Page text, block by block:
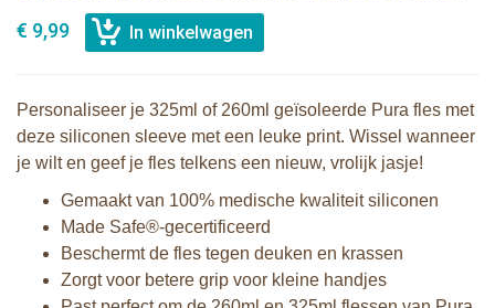
€ 9,99
Personaliseer je 325ml of 260ml geïsoleerde Pura fles met
deze siliconen sleeve met een leuke print. Wissel wanneer
je wilt en geef je fles telkens een nieuw, vrolijk jasje!
Gemaakt van 100% medische kwaliteit siliconen
Made Safe®-gecertificeerd
Beschermt de fles tegen deuken en krassen
Zorgt voor betere grip voor kleine handjes